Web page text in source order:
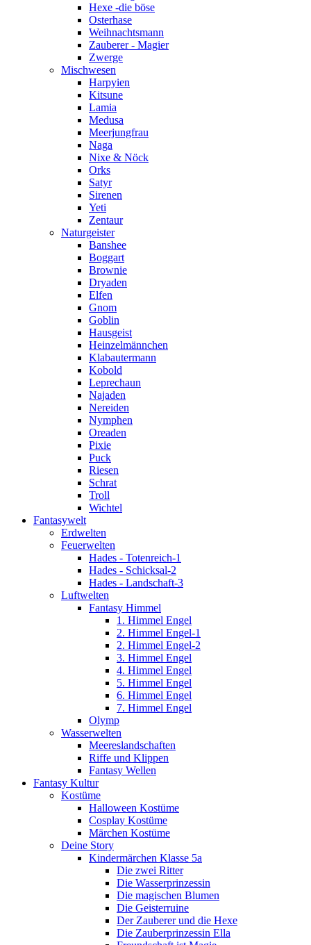
Hexe -die böse
Osterhase
Weihnachtsmann
Zauberer - Magier
Zwerge
Mischwesen
Harpyien
Kitsune
Lamia
Medusa
Meerjungfrau
Naga
Nixe & Nöck
Orks
Satyr
Sirenen
Yeti
Zentaur
Naturgeister
Banshee
Boggart
Brownie
Dryaden
Elfen
Gnom
Goblin
Hausgeist
Heinzelmännchen
Klabautermann
Kobold
Leprechaun
Najaden
Nereiden
Nymphen
Oreaden
Pixie
Puck
Riesen
Schrat
Troll
Wichtel
Fantasywelt
Erdwelten
Feuerwelten
Hades - Totenreich-1
Hades - Schicksal-2
Hades - Landschaft-3
Luftwelten
Fantasy Himmel
1. Himmel Engel
2. Himmel Engel-1
2. Himmel Engel-2
3. Himmel Engel
4. Himmel Engel
5. Himmel Engel
6. Himmel Engel
7. Himmel Engel
Olymp
Wasserwelten
Meereslandschaften
Riffe und Klippen
Fantasy Wellen
Fantasy Kultur
Kostüme
Halloween Kostüme
Cosplay Kostüme
Märchen Kostüme
Deine Story
Kindermärchen Klasse 5a
Die zwei Ritter
Die Wasserprinzessin
Die magischen Blumen
Die Geisterruine
Der Zauberer und die Hexe
Die Zauberprinzessin Ella